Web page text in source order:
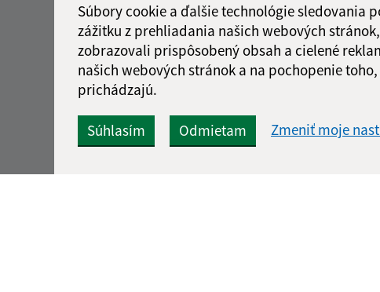
Súbory cookie a ďalšie technológie sledovania
zážitku z prehliadania našich webových
zobrazovali prispôsobený obsah a cielené
našich webových stránok a na pochopenie
prichádzajú.
Súhlasím Odmietam Zmeniť moje